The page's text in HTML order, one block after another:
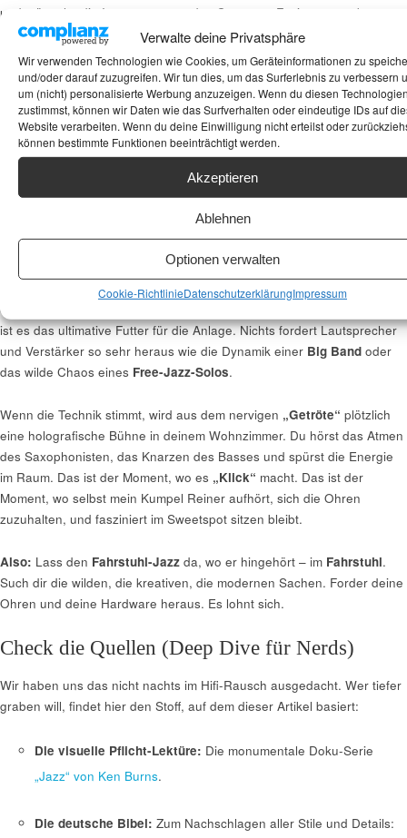
Verwalte deine Privatsphäre
Wir verwenden Technologien wie Cookies, um Geräteinformationen zu
und/oder darauf zuzugreifen. Wir tun dies, um das Surferlebnis zu verbessern
um (nicht) personalisierte Werbung anzuzeigen. Wenn du diesen
zustimmst, können wir Daten wie das Surfverhalten oder eindeutige IDs auf
Website verarbeiten. Wenn du deine Einwilligung nicht erteilst oder
können bestimmte Funktionen beeinträchtigt werden.
Akzeptieren
Ablehnen
Optionen verwalten
Cookie-RichtlinieDatenschutzerklärungImpressum
und stöpselte die Instrumente an den Strom an. Fusion war geboren.
Jazz gemischt mit der Power von Rock und Funk. Synthesizer, E-
Gitarren, harte Beats. Das ist technisch anspruchsvoll, oft verdammt
schnell und hat ordentlich Druck untenrum.
Heute leben wir im Modern JazzoderNu Jazz. Hier ist alles erlaubt.
Hip-Hop-Beats, elektronische Samples, Anleihen aus der Klassik. Es ist
die Summe aus 100 Jahren Experimentierfreude.
Unterm Strich: Trau dich an den komplexen
elitären Zirkel, in dem man Wein schwenkt
und so tut, als würde man jeden Akkord verstehen. Jazz ist am Ende
einfach nur Musik, die lebt, atmet und manchmal auch schreit. Für mich
ist es das ultimative Futter für die Anlage. Nichts fordert Lautsprecher
und Verstärker so sehr heraus wie die Dynamik einer Big Band oder
das wilde Chaos eines Free-Jazz-Solos.
Wenn die Technik stimmt, wird aus dem nervigen „Getröte“ plötzlich
eine holografische Bühne in deinem Wohnzimmer. Du hörst das Atmen
des Saxophonisten, das Knarzen des Basses und spürst die Energie
im Raum. Das ist der Moment, wo es „Klick“ macht. Das ist der
Moment, wo selbst mein Kumpel Reiner aufhört, sich die Ohren
zuzuhalten, und fasziniert im Sweetspot sitzen bleibt.
Also: Lass den Fahrstuhl-Jazz da, wo er hingehört – im Fahrstuhl.
Such dir die wilden, die kreativen, die modernen Sachen. Forder deine
Ohren und deine Hardware heraus. Es lohnt sich.
Check die Quellen (Deep Dive für Nerds)
Wir haben uns das nicht nachts im Hifi-Rausch ausgedacht. Wer tiefer
graben will, findet hier den Stoff, auf dem dieser Artikel basiert:
Die visuelle Pflicht-Lektüre: Die monumentale Doku-Serie
„Jazz“ von Ken Burns.
Die deutsche Bibel: Zum Nachschlagen aller Stile und Details: